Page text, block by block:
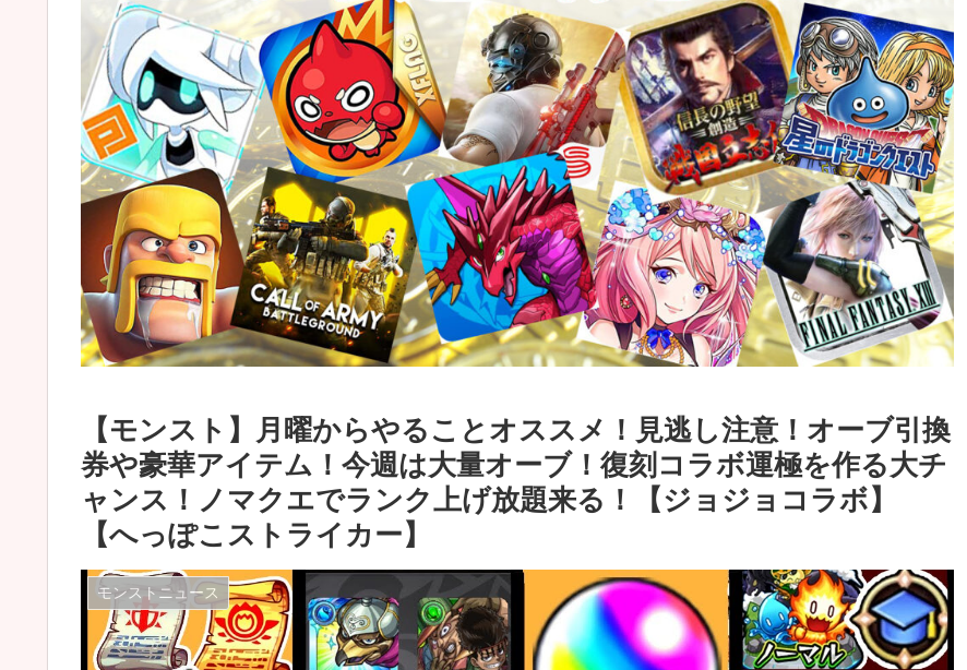
【モンスト】月曜からやることオススメ！見逃し注意！オーブ引換
券や豪華アイテム！今週は大量オーブ！復刻コラボ運極を作る大チ
ャンス！ノマクエでランク上げ放題来る！【ジョジョコラボ】
【へっぽこストライカー】
モンストニュース